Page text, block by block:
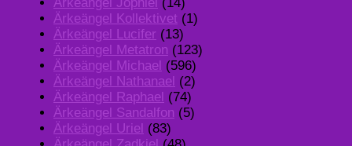
Ärkeängel Kollektivet (1)
Ärkeängel Lucifer (13)
Ärkeängel Metatron (123)
Ärkeängel Michael (596)
Ärkeängel Nathanael (2)
Ärkeängel Raphael (74)
Ärkeängel Sandalfon (5)
Ärkeängel Uriel (83)